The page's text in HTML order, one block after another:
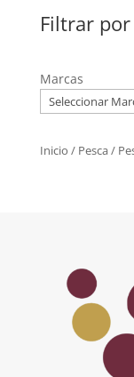
Filtrar
Marcas
Inicio / Pesca/